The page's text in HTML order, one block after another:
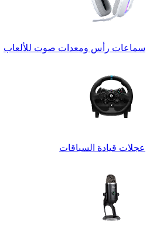
سماعات رأس ومعدات صوت للألعاب
عجلات قيادة السباقات